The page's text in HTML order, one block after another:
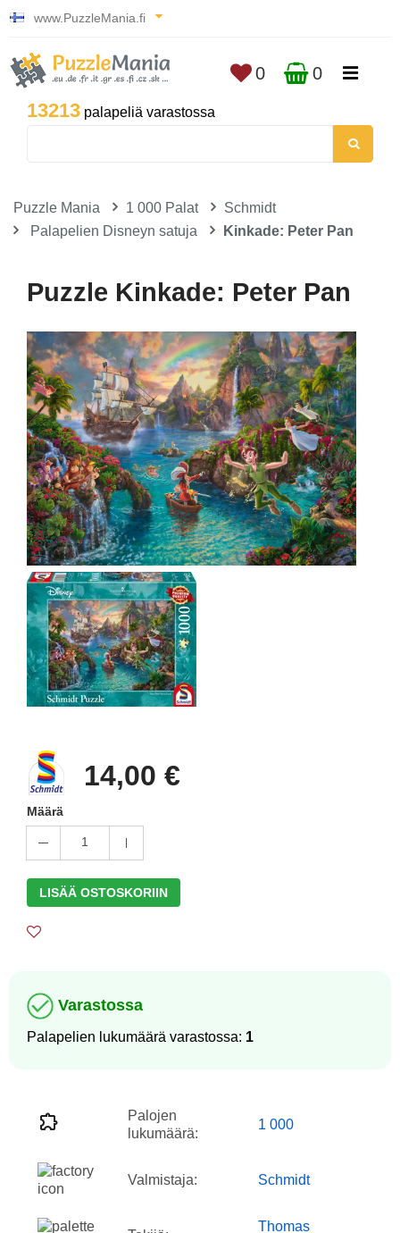
www.PuzzleMania.fi
13213 palapeliä varastossa
0 0
Puzzle Mania 1 000 Palat
Schmidt
Palapelien Disneyn satuja
Kinkade: Peter Pan
Puzzle Kinkade: Peter Pan
14,00 €
Määrä
1
LISÄÄ OSTOSKORIIN
Varastossa
Palapelien lukumäärä varastossa: 1
Palojen
lukumäärä:
1 000
Valmistaja: Schmidt
Thomas